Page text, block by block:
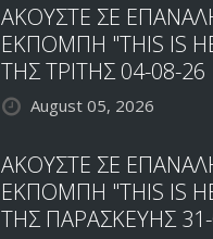
ΑΚΟΥΣΤΕ ΣΕ
ΕΚΠΟΜΠΗ "THIS IS
ΤΗΣ ΤΡΙΤΗΣ 04-08-26
August 05, 2026
ΑΚΟΥΣΤΕ ΣΕ
ΕΚΠΟΜΠΗ "THIS IS
ΤΗΣ ΠΑΡΑΣΚΕΥΗΣ